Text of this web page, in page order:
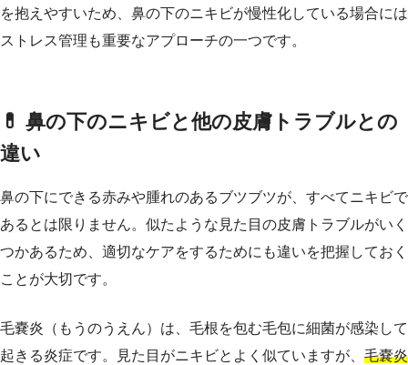
を抱えやすいため、鼻の下のニキビが慢性化している場合には
ストレス管理も重要なアプローチの一つです。
💊 鼻の下のニキビと他の皮膚トラブルとの
違い
鼻の下にできる赤みや腫れのあるブツブツが、すべてニキビで
あるとは限りません。似たような見た目の皮膚トラブルがいく
つかあるため、適切なケアをするためにも違いを把握しておく
ことが大切です。
毛嚢炎（もうのうえん）は、毛根を包む毛包に細菌が感染して
起きる炎症です。見た目がニキビとよく似ていますが、 毛嚢炎